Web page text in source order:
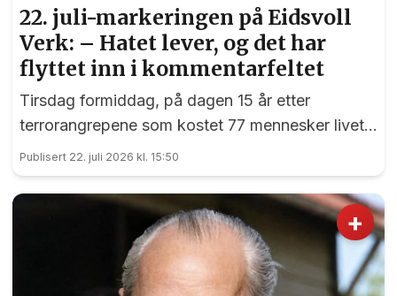
22. juli-markeringen på Eidsvoll
Verk: – Hatet lever, og det har
flyttet inn i kommentarfeltet
Tirsdag formiddag, på dagen 15 år etter
terrorangrepene som kostet 77 mennesker livet,
var det en sterk markering ved 22. juli-
monumentet på Eidsvoll Verk.
Publisert 22. juli 2026 kl. 15:50
+